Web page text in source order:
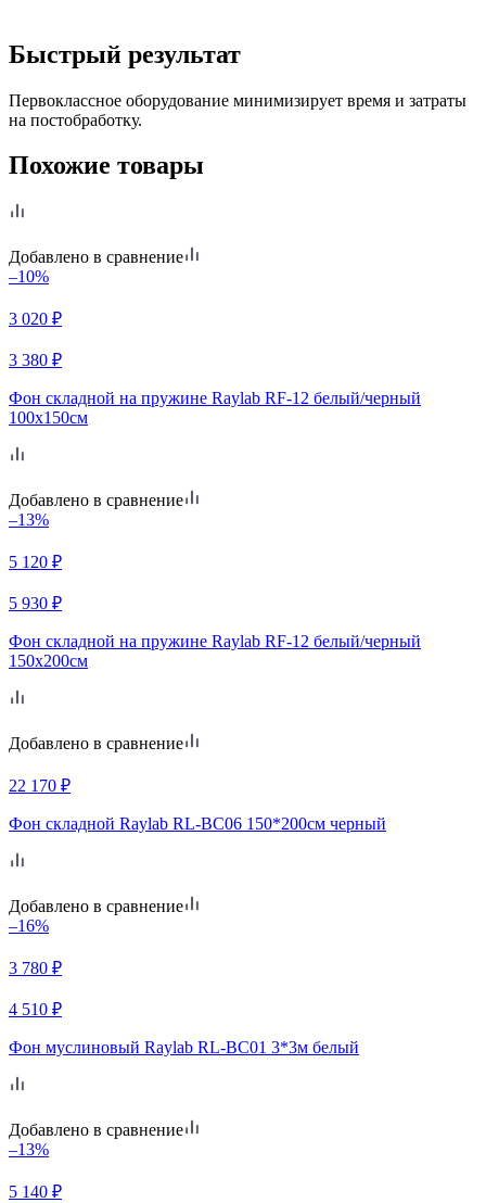
Быстрый результат
Первоклассное оборудование минимизирует время и затраты
на постобработку.
Похожие товары
Добавлено в сравнение
–10%
3 020 ₽
3 380 ₽
Фон складной на пружине Raylab RF-12 белый/черный
100x150см
Добавлено в сравнение
–13%
5 120 ₽
5 930 ₽
Фон складной на пружине Raylab RF-12 белый/черный
150x200см
Добавлено в сравнение
22 170 ₽
Фон складной Raylab RL-BC06 150*200см черный
Добавлено в сравнение
–16%
3 780 ₽
4 510 ₽
Фон муслиновый Raylab RL-BC01 3*3м белый
Добавлено в сравнение
–13%
5 140 ₽